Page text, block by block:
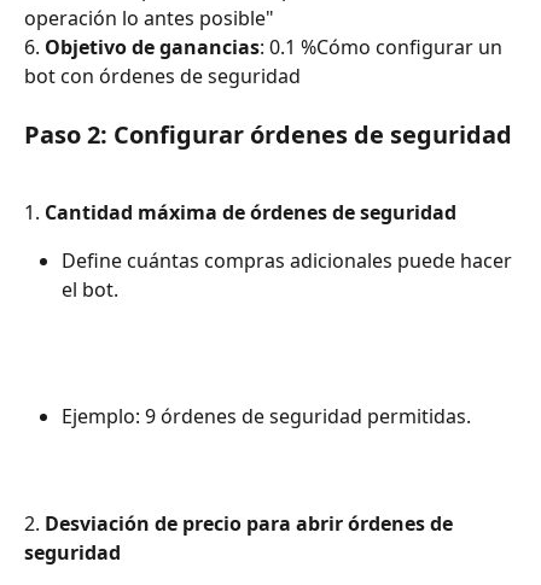
operación lo antes posible"
6. Objetivo de ganancias: 0.1 %Cómo configurar un
bot con órdenes de seguridad
Paso 2: Configurar órdenes de seguridad
1. Cantidad máxima de órdenes de seguridad
Define cuántas compras adicionales puede hacer
el bot.
Ejemplo: 9 órdenes de seguridad permitidas.
2. Desviación de precio para abrir órdenes de
seguridad